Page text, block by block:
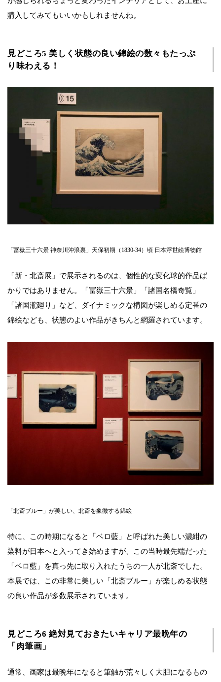
購入してみてもいいかもしれませんね。
見どころ5 美しく状態の良い錦絵の数々もたっぷ
り味わえる！
「冨嶽三十六景 神奈川沖浪裏」天保初期（1830-34）頃 日本浮世絵博物館
「新・北斎展」で展示されるのは、個性的な変化球的作品ば
かりではありません。「冨嶽三十六景」「諸国名橋奇覧」
「諸国瀧廻り」など、ダイナミックな構図が楽しめる定番の
錦絵なども、状態のよい作品がきちんと網羅されています。
「北斎ブルー」が美しい、北斎を象徴する錦絵
特に、この時期になると「ベロ藍」と呼ばれた美しい濃紺の
染料が日本へと入ってき始めますが、この当時最先端だった
「ベロ藍」を真っ先に取り入れたうちの一人が北斎でした。
本展では、この非常に美しい「北斎ブルー」が楽しめる状態
の良い作品が多数展示されています。
見どころ6 絶対見ておきたいキャリア最晩年の
「肉筆画」
通常、画家は最晩年になると筆触が荒々しく大胆になるもの